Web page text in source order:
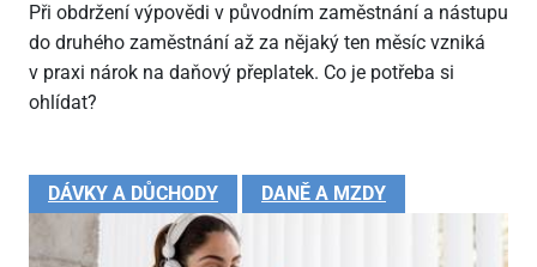
Při obdržení výpovědi v původním zaměstnání a nástupu
do druhého zaměstnání až za nějaký ten měsíc vzniká
v praxi nárok na daňový přeplatek. Co je potřeba si
ohlídat?
DÁVKY A DŮCHODY DANĚ A MZDY